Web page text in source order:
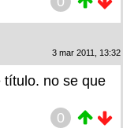
3 mar 2011, 13:32
título. no se que
0